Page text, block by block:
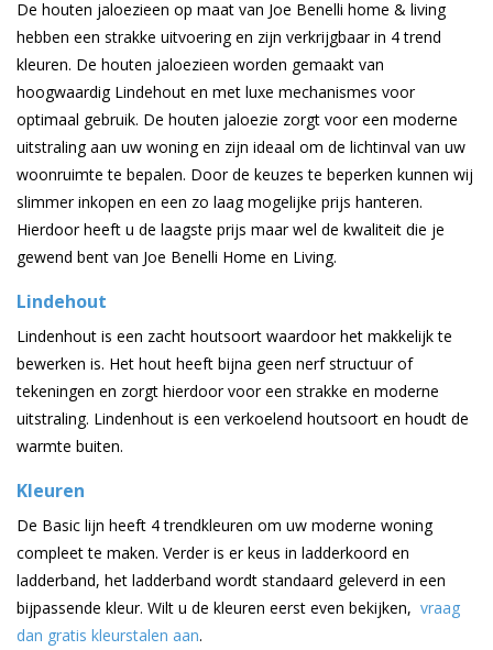
De houten jaloezieen op maat van Joe Benelli home & living
hebben een strakke uitvoering en zijn verkrijgbaar in 4 trend
kleuren. De houten jaloezieen worden gemaakt van
hoogwaardig Lindehout en met luxe mechanismes voor
optimaal gebruik. De houten jaloezie zorgt voor een moderne
uitstraling aan uw woning en zijn ideaal om de lichtinval van uw
woonruimte te bepalen. Door de keuzes te beperken kunnen wij
slimmer inkopen en een zo laag mogelijke prijs hanteren.
Hierdoor heeft u de laagste prijs maar wel de kwaliteit die je
gewend bent van Joe Benelli Home en Living.
Lindehout
Lindenhout is een zacht houtsoort waardoor het makkelijk te
bewerken is. Het hout heeft bijna geen nerf structuur of
tekeningen en zorgt hierdoor voor een strakke en moderne
uitstraling. Lindenhout is een verkoelend houtsoort en houdt de
warmte buiten.
Kleuren
De Basic lijn heeft 4 trendkleuren om uw moderne woning
compleet te maken. Verder is er keus in ladderkoord en
ladderband, het ladderband wordt standaard geleverd in een
bijpassende kleur. Wilt u de kleuren eerst even bekijken, vraag
dan gratis kleurstalen aan.